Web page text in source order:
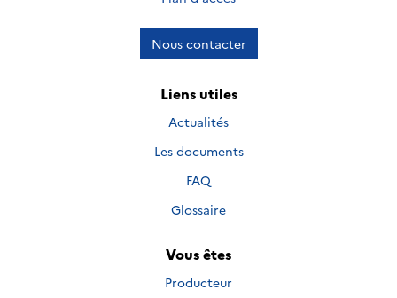
Nous contacter
Liens utiles
Actualités
Les documents
FAQ
Glossaire
Vous êtes
Producteur